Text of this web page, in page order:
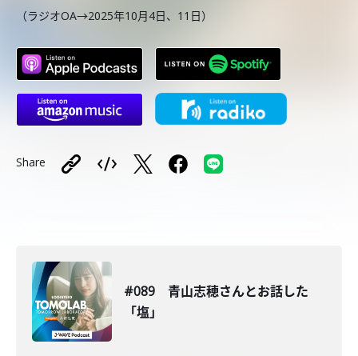
（ラジオOA→2025年10月4日、11日）
Share
#089 青山志穂さんとお話した
「塩」